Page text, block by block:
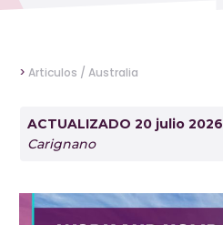
> Articulos / Australia
ACTUALIZADO 20 julio 2026
Carignano